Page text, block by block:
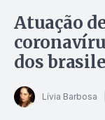
Atuação
dos
Lívia Barbosa